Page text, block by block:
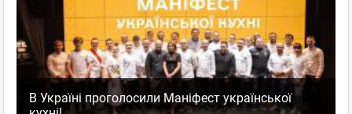
В Україні проголосили Маніфест української